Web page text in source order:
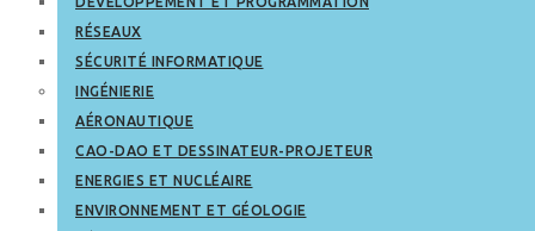
RÉSEAUX
SÉCURITÉ INFORMATIQUE
INGÉNIERIE
AÉRONAUTIQUE
CAO-DAO ET DESSINATEUR-PROJETEUR
ENERGIES ET NUCLÉAIRE
ENVIRONNEMENT ET GÉOLOGIE